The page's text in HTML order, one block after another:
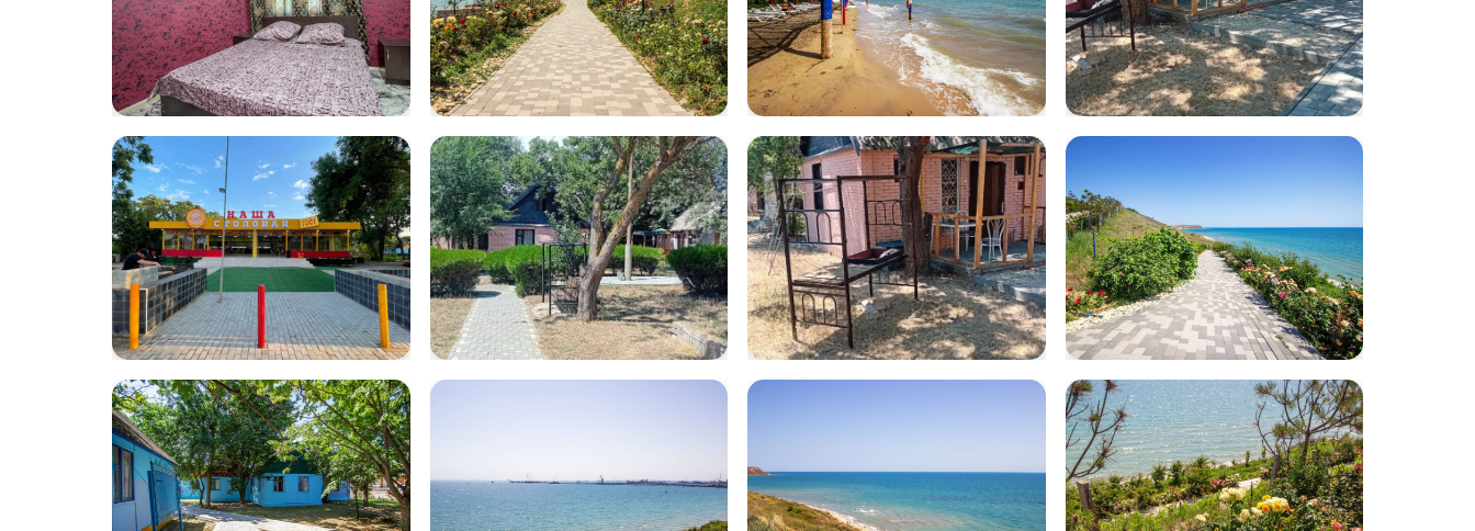
volna10 volna30 volna37
WhatsApp Image
2025-07-21 at
12.32.12
IMG-20230713-
WA0015
WhatsApp Image
WhatsApp Image
2025-07-21 at
12.32.11
volna32